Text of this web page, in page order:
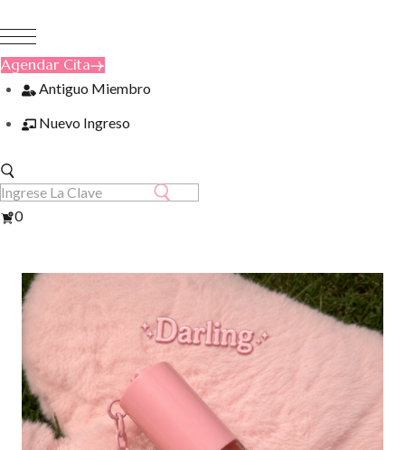
Agendar Cita
Antiguo Miembro
Nuevo Ingreso
Ver
0